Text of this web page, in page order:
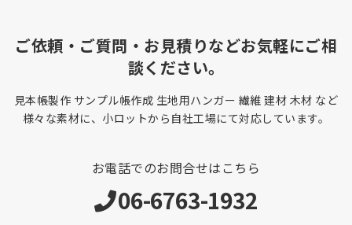
ご依頼・ご質問・お見積りなどお気軽にご相
談ください。
見本帳製作 サンプル帳作成 生地用ハンガー 繊維 建材 木材 など
様々な素材に、小ロットから自社工場にて対応しています。
お電話でのお問合せはこちら
06-6763-1932